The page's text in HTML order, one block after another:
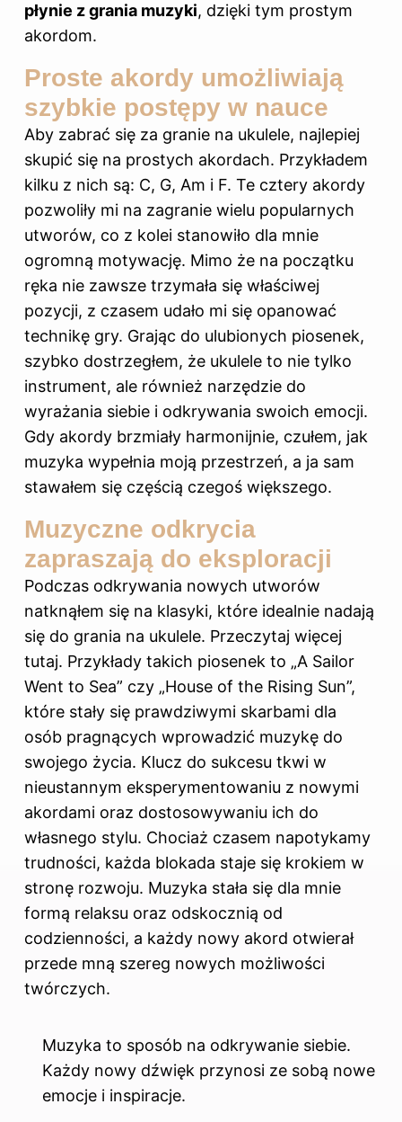
płynie z grania muzyki, dzięki tym prostym
akordom.
Proste akordy umożliwiają
szybkie postępy w nauce
Aby zabrać się za granie na ukulele, najlepiej
skupić się na prostych akordach. Przykładem
kilku z nich są: C, G, Am i F. Te cztery akordy
pozwoliły mi na zagranie wielu popularnych
utworów, co z kolei stanowiło dla mnie
ogromną motywację. Mimo że na początku
ręka nie zawsze trzymała się właściwej
pozycji, z czasem udało mi się opanować
technikę gry. Grając do ulubionych piosenek,
szybko dostrzegłem, że ukulele to nie tylko
instrument, ale również narzędzie do
wyrażania siebie i odkrywania swoich emocji.
Gdy akordy brzmiały harmonijnie, czułem, jak
muzyka wypełnia moją przestrzeń, a ja sam
stawałem się częścią czegoś większego.
Muzyczne odkrycia
zapraszają do eksploracji
Podczas odkrywania nowych utworów
natknąłem się na klasyki, które idealnie nadają
się do grania na ukulele. Przeczytaj więcej
tutaj. Przykłady takich piosenek to „A Sailor
Went to Sea” czy „House of the Rising Sun”,
które stały się prawdziwymi skarbami dla
osób pragnących wprowadzić muzykę do
swojego życia. Klucz do sukcesu tkwi w
nieustannym eksperymentowaniu z nowymi
akordami oraz dostosowywaniu ich do
własnego stylu. Chociaż czasem napotykamy
trudności, każda blokada staje się krokiem w
stronę rozwoju. Muzyka stała się dla mnie
formą relaksu oraz odskocznią od
codzienności, a każdy nowy akord otwierał
przede mną szereg nowych możliwości
twórczych.
Muzyka to sposób na odkrywanie siebie.
Każdy nowy dźwięk przynosi ze sobą nowe
emocje i inspiracje.